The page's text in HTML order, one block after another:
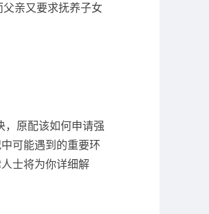
亲又要求抚养子女
，原配该如何申请强
可能遇到的重要环
士将为你详细解